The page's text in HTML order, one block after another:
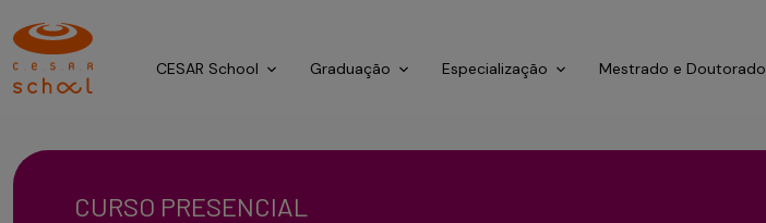
CESAR School Graduação Especialização Mestrado e Doutorado
CURSO PRESENCIAL